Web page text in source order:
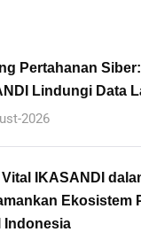
Pertahanan
Lindungi Data
2026
Vital IKASANDI
Ekosistem
Indonesia